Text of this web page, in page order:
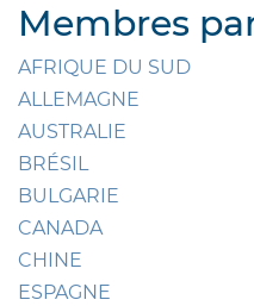
Membres
AFRIQUE DU SUD
ALLEMAGNE
AUSTRALIE
BRÉSIL
BULGARIE
CANADA
CHINE
ESPAGNE